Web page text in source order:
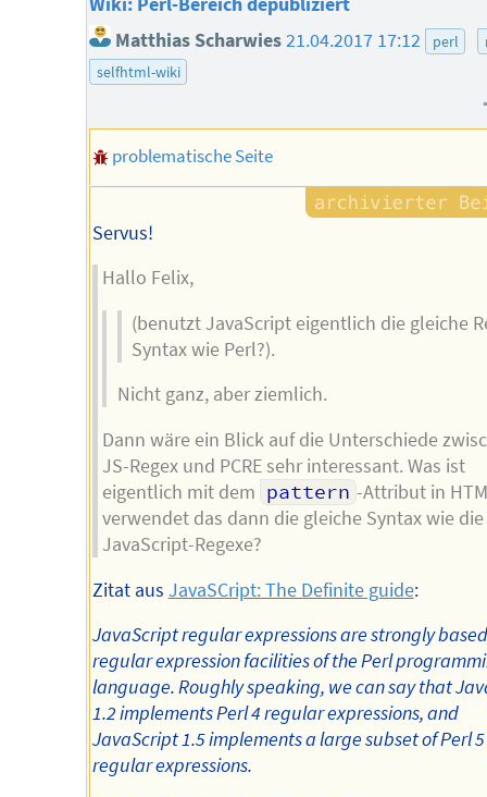
Matthias Scharwies21.04.2017 17:12 perl
selfhtml-wiki
problematische Seite
Servus!
Hallo Felix,
(benutzt JavaScript eigentlich die gleiche
Syntax wie Perl?).
Nicht ganz, aber ziemlich.
Dann wäre ein Blick auf die Unterschiede
JS-Regex und PCRE sehr interessant. Was ist
eigentlich mit dem pattern -Attribut in
verwendet das dann die gleiche Syntax wie die
JavaScript-Regexe?
Zitat aus JavaSCript: The Definite guide:
JavaScript regular expressions are strongly
regular expression facilities of the Perl
language. Roughly speaking, we can say that
1.2 implements Perl 4 regular expressions, and
JavaScript 1.5 implements a large subset of Perl 5
regular expressions.